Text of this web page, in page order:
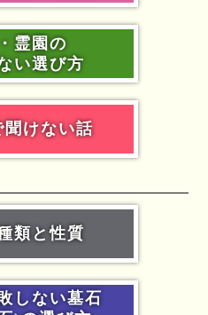
霊園の
い選び方
聞けない話
類と性質
しない墓石